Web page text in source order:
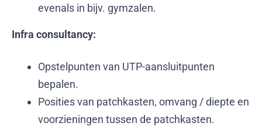
evenals in bijv. gymzalen.
Infra consultancy:
Opstelpunten van UTP-aansluitpunten
bepalen.
Posities van patchkasten, omvang / diepte en
voorzieningen tussen de patchkasten.